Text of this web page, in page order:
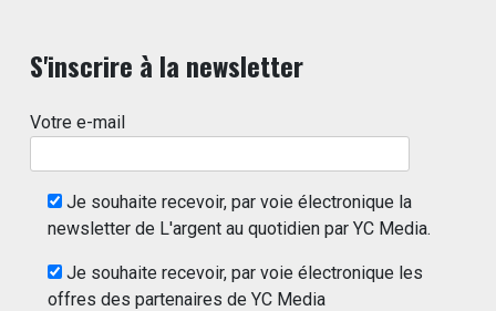
S'inscrire à la newsletter
Votre e-mail
Je souhaite recevoir, par voie électronique la
newsletter de L'argent au quotidien par YC Media.
Je souhaite recevoir, par voie électronique les
offres des partenaires de YC Media